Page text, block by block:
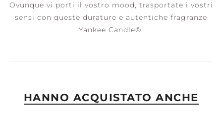
Ovunque vi porti il vostro mood, trasportate i vostri
sensi con queste durature e autentiche fragranze
Yankee Candle®.
HANNO ACQUISTATO ANCHE